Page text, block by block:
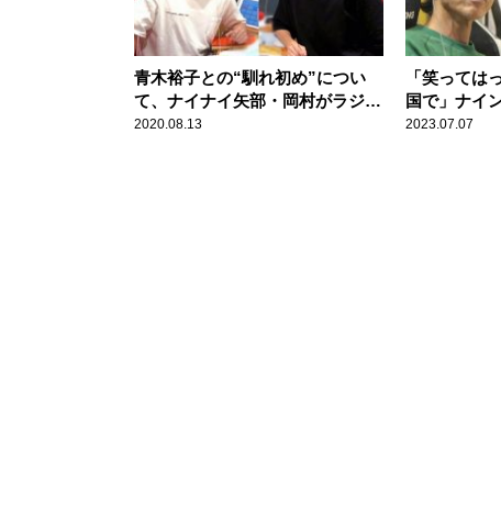
青木裕子との“馴れ初め”につい
て、ナイナイ矢部・岡村がラジオ
で大激論！
2020.08.13
「笑っては
国で」ナイ
みさんを追悼
2023.07.07